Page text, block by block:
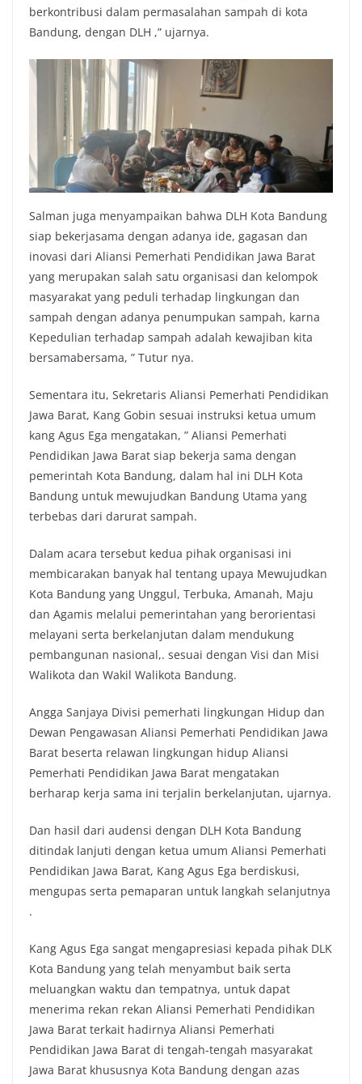
berkontribusi dalam permasalahan sampah di kota
Bandung, dengan DLH ,” ujarnya.
Salman juga menyampaikan bahwa DLH Kota Bandung
siap bekerjasama dengan adanya ide, gagasan dan
inovasi dari Aliansi Pemerhati Pendidikan Jawa Barat
yang merupakan salah satu organisasi dan kelompok
masyarakat yang peduli terhadap lingkungan dan
sampah dengan adanya penumpukan sampah, karna
Kepedulian terhadap sampah adalah kewajiban kita
bersamabersama, ” Tutur nya.
Sementara itu, Sekretaris Aliansi Pemerhati Pendidikan
Jawa Barat, Kang Gobin sesuai instruksi ketua umum
kang Agus Ega mengatakan, ” Aliansi Pemerhati
Pendidikan Jawa Barat siap bekerja sama dengan
pemerintah Kota Bandung, dalam hal ini DLH Kota
Bandung untuk mewujudkan Bandung Utama yang
terbebas dari darurat sampah.
Dalam acara tersebut kedua pihak organisasi ini
membicarakan banyak hal tentang upaya Mewujudkan
Kota Bandung yang Unggul, Terbuka, Amanah, Maju
dan Agamis melalui pemerintahan yang berorientasi
melayani serta berkelanjutan dalam mendukung
pembangunan nasional,. sesuai dengan Visi dan Misi
Walikota dan Wakil Walikota Bandung.
Angga Sanjaya Divisi pemerhati lingkungan Hidup dan
Dewan Pengawasan Aliansi Pemerhati Pendidikan Jawa
Barat beserta relawan lingkungan hidup Aliansi
Pemerhati Pendidikan Jawa Barat mengatakan
berharap kerja sama ini terjalin berkelanjutan, ujarnya.
Dan hasil dari audensi dengan DLH Kota Bandung
ditindak lanjuti dengan ketua umum Aliansi Pemerhati
Pendidikan Jawa Barat, Kang Agus Ega berdiskusi,
mengupas serta pemaparan untuk langkah selanjutnya
.
Kang Agus Ega sangat mengapresiasi kepada pihak DLK
Kota Bandung yang telah menyambut baik serta
meluangkan waktu dan tempatnya, untuk dapat
menerima rekan rekan Aliansi Pemerhati Pendidikan
Jawa Barat terkait hadirnya Aliansi Pemerhati
Pendidikan Jawa Barat di tengah-tengah masyarakat
Jawa Barat khususnya Kota Bandung dengan azas